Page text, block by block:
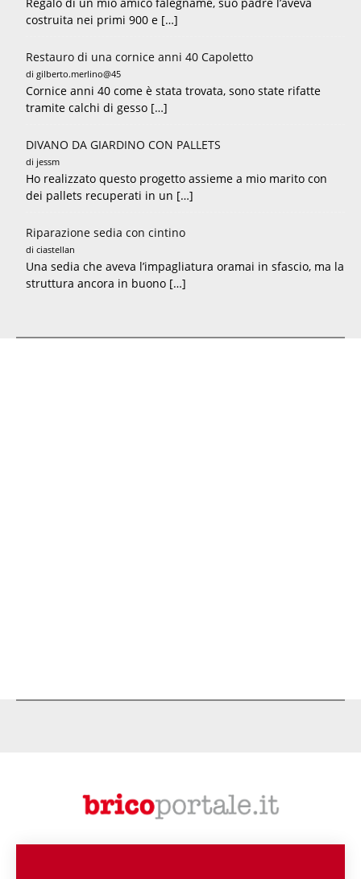
Regalo di un mio amico falegname, suo padre l’aveva
costruita nei primi 900 e […]
Restauro di una cornice anni 40 Capoletto
di gilberto.merlino@45
Cornice anni 40 come è stata trovata, sono state rifatte
tramite calchi di gesso […]
DIVANO DA GIARDINO CON PALLETS
di jessm
Ho realizzato questo progetto assieme a mio marito con
dei pallets recuperati in un […]
Riparazione sedia con cintino
di ciastellan
Una sedia che aveva l’impagliatura oramai in sfascio, ma la
struttura ancora in buono […]